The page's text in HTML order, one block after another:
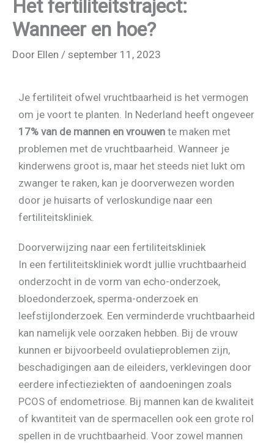
Het fertiliteitstraject:
Wanneer en hoe?
Door Ellen / september 11, 2023
Je fertiliteit ofwel vruchtbaarheid is het vermogen
om je voort te planten. In Nederland heeft ongeveer
17% van de mannen en vrouwen te maken met
problemen met de vruchtbaarheid. Wanneer je
kinderwens groot is, maar het steeds niet lukt om
zwanger te raken, kan je doorverwezen worden
door je huisarts of verloskundige naar een
fertiliteitskliniek.
Doorverwijzing naar een fertiliteitskliniek
In een fertiliteitskliniek wordt jullie vruchtbaarheid
onderzocht in de vorm van echo-onderzoek,
bloedonderzoek, sperma-onderzoek en
leefstijlonderzoek. Een verminderde vruchtbaarheid
kan namelijk vele oorzaken hebben. Bij de vrouw
kunnen er bijvoorbeeld ovulatieproblemen zijn,
beschadigingen aan de eileiders, verklevingen door
eerdere infectieziekten of aandoeningen zoals
PCOS of endometriose. Bij mannen kan de kwaliteit
of kwantiteit van de spermacellen ook een grote rol
spellen in de vruchtbaarheid. Voor zowel mannen